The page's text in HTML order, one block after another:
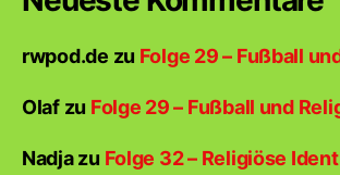
rwpod.de zu Folge 29 – Fußball
Olafzu Folge 29 – Fußball und
Nadjazu Folge 32 – Religiöse